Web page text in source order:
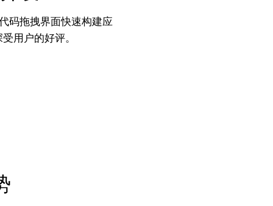
码拖拽界面快速构建应
用户的好评。